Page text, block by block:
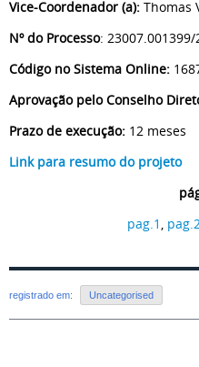
Vice-Coordenador (a): Thomas
Nº do Processo: 23007.001399/
Código no Sistema Online:
Aprovação pelo Conselho
Prazo de execução: 12 meses
Link para resumo do projeto
pag.1 ,
registrado em: Uncategorised